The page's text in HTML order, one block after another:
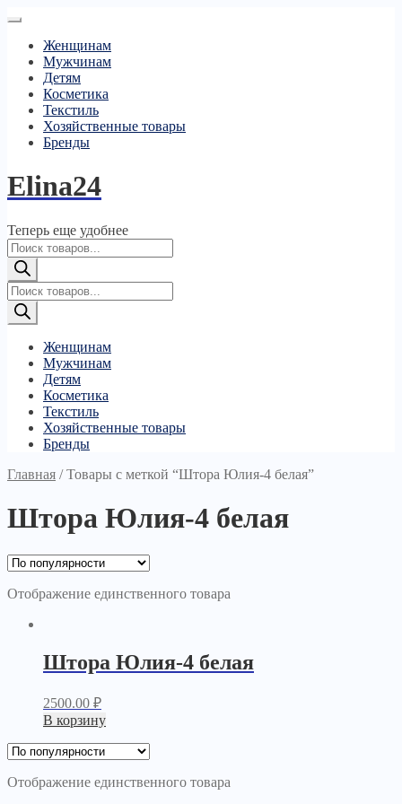
Женщинам
Мужчинам
Детям
Косметика
Текстиль
Хозяйственные товары
Бренды
Elina24
Теперь еще удобнее
Поиск
товаров
Поиск
товаров
Женщинам
Мужчинам
Детям
Косметика
Текстиль
Хозяйственные товары
Бренды
Главная /Товары с меткой “Штора Юлия-4 белая”
Штора Юлия-4 белая
Отображение единственного товара
Штора Юлия-4 белая
2500.00 ₽
В корзину
Отображение единственного товара